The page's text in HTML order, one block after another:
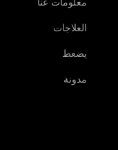
العلاجات
يضعط
مدونة